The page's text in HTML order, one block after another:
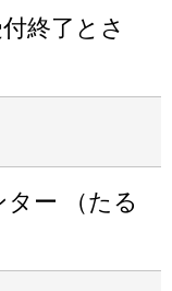
終了とさ
ー （たる